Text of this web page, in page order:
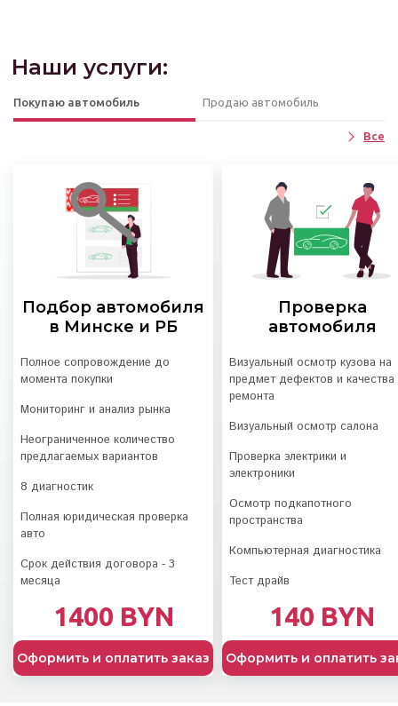
Наши услуги:
Покупаю автомобиль Продаю автомобиль
Все
Подбор автомобиля
в Минске и РБ
Полное сопровождение до
момента покупки
Мониторинг и анализ рынка
Неограниченное количество
предлагаемых вариантов
8 диагностик
Полная юридическая проверка
авто
Срок действия договора - 3
месяца
1400 BYN
Оформить и оплатить заказ
Проверка
автомобиля
Визуальный осмотр кузова на
предмет дефектов и качества
ремонта
Визуальный осмотр салона
Проверка электрики и
электроники
Осмотр подкапотного
пространства
Компьютерная диагностика
Тест драйв
140 BYN
Оформить и оплатить